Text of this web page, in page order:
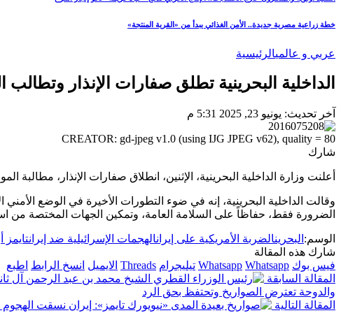
خطة زراعية مصرية جديدة.. الأمن الغذائي يبدأ من «القرية المنتجة»
عربي و عالميالرئيسية
الداخلية البحرينية تطلق صفارات الإنذار
آخر تحديث: يونيو 23, 2025 5:31 م
CREATOR: gd-jpeg v1.0 (using IJG JPEG v62), quality = 80
شارك
أعلنت وزارة الداخلية البحرينية، الإثنين، انطلاق صفارات الإنذار،
وقالت الداخلية البحرينية، إنه في ضوء التطورات الأخيرة في الوضع
الضرورة فقط، حفاظاً على السلامة العامة، وتمكين الجهات المختصة من
الوسم: البحرينالضربة الأمريكية على إيرانالهجمات الإسرائيلية ضد إيرانتايمز
شارك هذه المقالة
فيس بوك
Whatsapp Whatsapp تيليجرام Threads الايميل انسخ الرابط اطبع
المقالة السابقة
والدوحة تعترض الصواريخ وتحتفظ بحق الرد
المقالة التالية
«نيويورك تايمز»: إيران نسقت